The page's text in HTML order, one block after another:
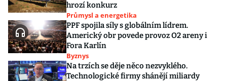
hrozí konkurz
Průmysl a energetika
PPF spojila síly s globálním lídrem.
Americký obr povede provoz O2 areny i
Fora Karlín
Byznys
Na trzích se děje něco nezvyklého.
Technologické firmy shánějí miliardy